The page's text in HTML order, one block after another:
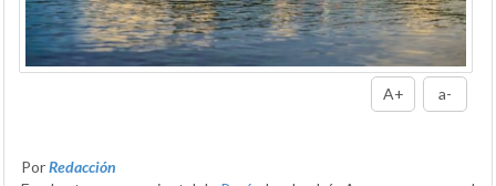
A+ a-
PorRedacción